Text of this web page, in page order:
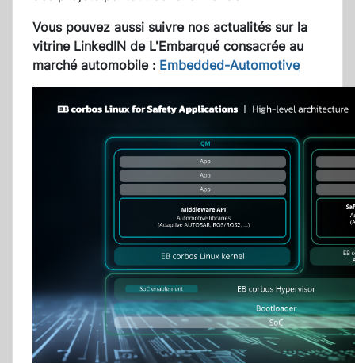
Vous pouvez aussi suivre nos actualités sur la
vitrine LinkedIN de L'Embarqué consacrée au
marché automobile : Embedded-Automotive